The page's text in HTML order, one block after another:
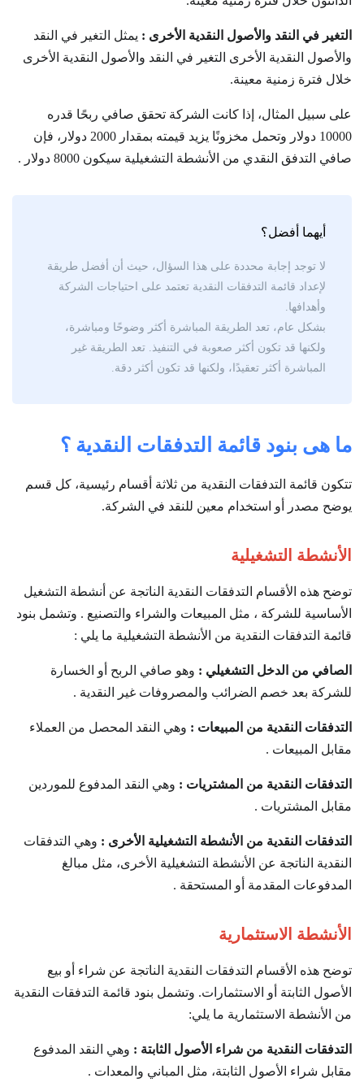
التغير في النقد والأصول النقدية الأخرى : يمثل التغير في النقد
والأصول النقدية الأخرى التغير في النقد والأصول النقدية الأخرى
خلال فترة زمنية معينة.
على سبيل المثال، إذا كانت الشركة تحقق صافي ربحًا قدره
10000 دولار وتحمل مخزونًا يزيد قيمته بمقدار 2000 دولار، فإن
صافي التدفق النقدي من الأنشطة التشغيلية سيكون 8000 دولار .
أيهما أفضل؟
لا توجد إجابة محددة على هذا السؤال، حيث أن أفضل طريقة
لإعداد قائمة التدفقات النقدية تعتمد على احتياجات الشركة
وأهدافها.
بشكل عام، تعد الطريقة المباشرة أكثر وضوحًا ومباشرة،
ولكنها قد تكون أكثر صعوبة في التنفيذ. تعد الطريقة غير
المباشرة أكثر تعقيدًا، ولكنها قد تكون أكثر دقة.
ما هى بنود قائمة التدفقات النقدية ؟
تتكون قائمة التدفقات النقدية من ثلاثة أقسام رئيسية، كل قسم
يوضح مصدر أو استخدام معين للنقد في الشركة.
الأنشطة التشغيلية
توضح هذه الأقسام التدفقات النقدية الناتجة عن أنشطة التشغيل
الأساسية للشركة ، مثل المبيعات والشراء والتصنيع . وتشمل بنود
قائمة التدفقات النقدية من الأنشطة التشغيلية ما يلي :
الصافي من الدخل التشغيلي : وهو صافي الربح أو الخسارة
للشركة بعد خصم الضرائب والمصروفات غير النقدية .
التدفقات النقدية من المبيعات : وهي النقد المحصل من العملاء
مقابل المبيعات .
التدفقات النقدية من المشتريات : وهي النقد المدفوع للموردين
مقابل المشتريات .
التدفقات النقدية من الأنشطة التشغيلية الأخرى : وهي التدفقات
النقدية الناتجة عن الأنشطة التشغيلية الأخرى، مثل مبالغ
المدفوعات المقدمة أو المستحقة .
الأنشطة الاستثمارية
توضح هذه الأقسام التدفقات النقدية الناتجة عن شراء أو بيع
الأصول الثابتة أو الاستثمارات. وتشمل بنود قائمة التدفقات النقدية
من الأنشطة الاستثمارية ما يلي:
التدفقات النقدية من شراء الأصول الثابتة : وهي النقد المدفوع
مقابل شراء الأصول الثابتة، مثل المباني والمعدات .